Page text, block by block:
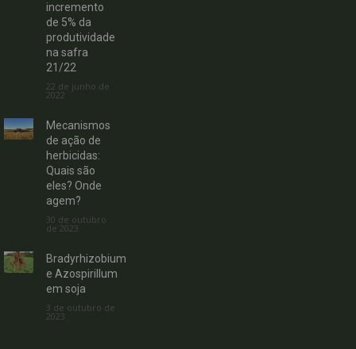
incremento
de 5% da
produtividade
na safra
21/22
22 de junho de
2022
Mecanismos
de ação de
herbicidas:
Quais são
eles? Onde
agem?
30 de outubro
de 2023
Bradyrhizobium
e Azospirillum
em soja
3 de outubro de
2023